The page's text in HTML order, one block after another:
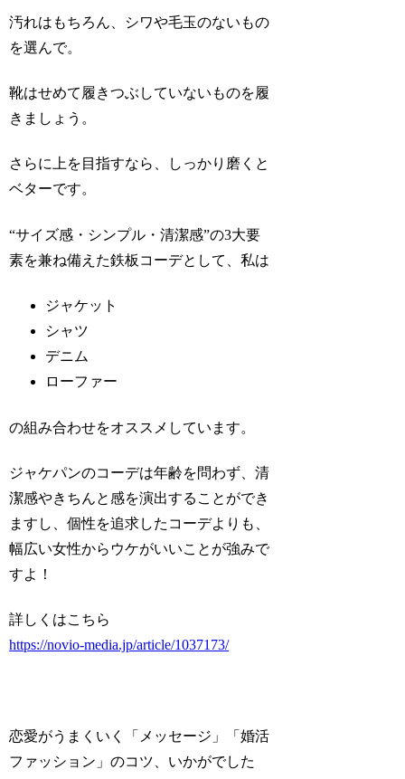
汚れはもちろん、シワや毛玉のないもの
を選んで。
靴はせめて履きつぶしていないものを履
きましょう。
さらに上を目指すなら、しっかり磨くと
ベターです。
“サイズ感・シンプル・清潔感”の3大要
素を兼ね備えた鉄板コーデとして、私は
ジャケット
シャツ
デニム
ローファー
の組み合わせをオススメしています。
ジャケパンのコーデは年齢を問わず、清
潔感やきちんと感を演出することができ
ますし、個性を追求したコーデよりも、
幅広い女性からウケがいいことが強みで
すよ！
詳しくはこちら
https://novio-media.jp/article/1037173/
恋愛がうまくいく「メッセージ」「婚活
ファッション」のコツ、いかがでした